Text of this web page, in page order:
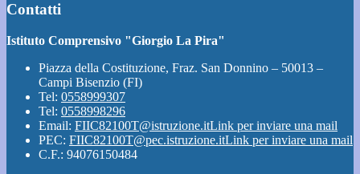
Contatti
Istituto Comprensivo "Giorgio La Pira"
Piazza della Costituzione, Fraz. San Donnino – 50013 –
Campi Bisenzio (FI)
Tel: 0558999307
Tel: 0558998296
Email: FIIC82100T@istruzione.itLink per inviare una mail
PEC: FIIC82100T@pec.istruzione.itLink per inviare una mail
C.F.: 94076150484